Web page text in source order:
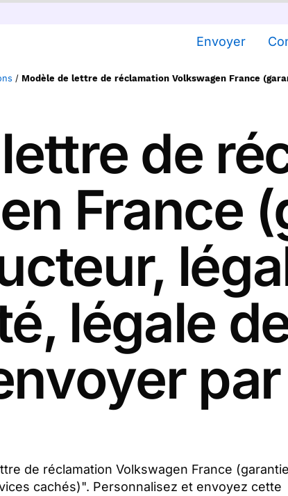
Envoyer
/ Modèle de lettre de réclamation Volkswagen France
de
France
légale
de réclamation Volkswagen France (garantie
cachés)". Personnalisez et envoyez cette